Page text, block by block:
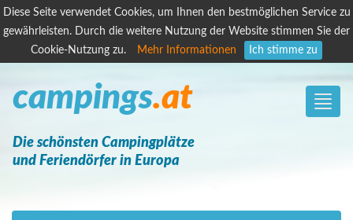
Diese Seite verwendet Cookies, um Ihnen den bestmöglichen Service zu
gewährleisten. Durch die weitere Nutzung der Website stimmen Sie der
Cookie-Nutzung zu.
Mehr Informationen Ich stimme zu
Toggle
campings.at
Die schönsten Campingplätze
und Feriendörfer in Europa